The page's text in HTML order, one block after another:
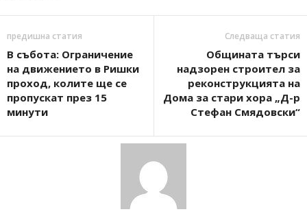
предишна статия
В събота: Ограничение
на движението в Ришки
проход, колите ще се
пропускат през 15
минути
Следваща статия
Общината търси
надзорен строител за
реконструкцията на
Дома за стари хора „Д-р
Стефан Смядовски“